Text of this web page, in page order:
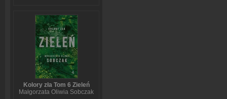
Kolory zła Tom 6 Zieleń
Małgorzata Oliwia Sobczak